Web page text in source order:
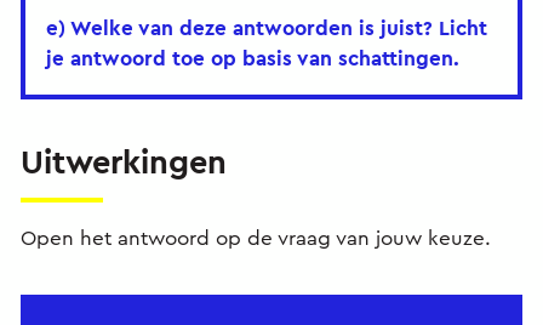
e) Welke van deze antwoorden is juist? Licht
je antwoord toe op basis van schattingen.
Uitwerkingen
Open het antwoord op de vraag van jouw keuze.